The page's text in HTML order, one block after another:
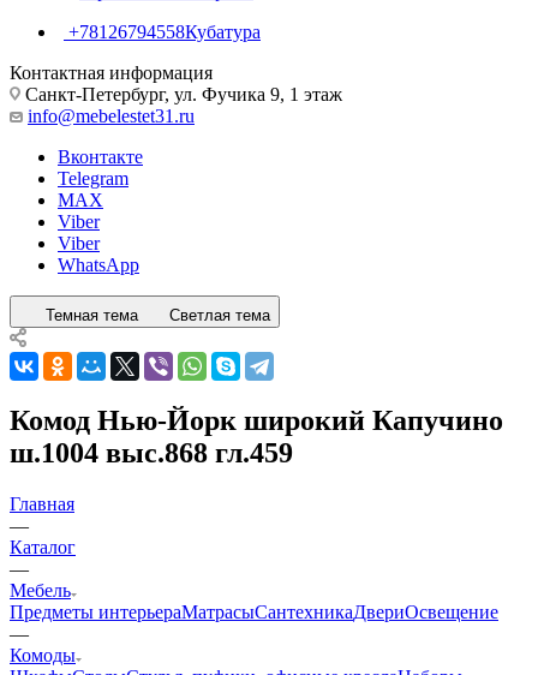
+78126794558Кубатура
Контактная информация
Санкт-Петербург, ул. Фучика 9, 1 этаж
info@mebelestet31.ru
Вконтакте
Telegram
MAX
Viber
Viber
WhatsApp
Темная тема Светлая тема
Комод Нью-Йорк широкий Капучино
ш.1004 выс.868 гл.459
Главная
—
Каталог
—
Мебель
Предметы интерьераМатрасыСантехникаДвериОсвещение
—
Комоды